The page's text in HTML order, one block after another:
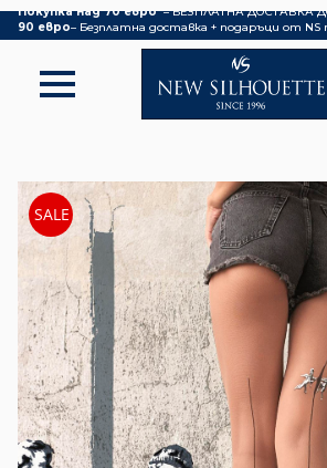
Покупка над 70 евро– БЕЗПЛАТНА ДОСТАВКА
90 евро– Безплатна доставка + подаръци от NS
SALE